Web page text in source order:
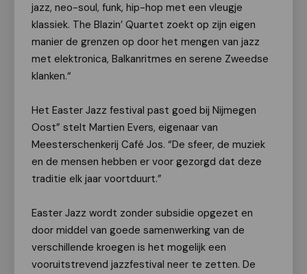
jazz, neo-soul, funk, hip-hop met een vleugje
klassiek. The Blazin’ Quartet zoekt op zijn eigen
manier de grenzen op door het mengen van jazz
met elektronica, Balkanritmes en serene Zweedse
klanken.“
Het Easter Jazz festival past goed bij Nijmegen
Oost” stelt Martien Evers, eigenaar van
Meesterschenkerij Café Jos. “De sfeer, de muziek
en de mensen hebben er voor gezorgd dat deze
traditie elk jaar voortduurt.”
Easter Jazz wordt zonder subsidie opgezet en
door middel van goede samenwerking van de
verschillende kroegen is het mogelijk een
vooruitstrevend jazzfestival neer te zetten. De